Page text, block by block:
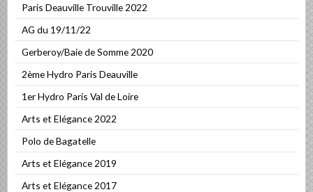
Paris Deauville Trouville 2022
AG du 19/11/22
Gerberoy/Baie de Somme 2020
2ème Hydro Paris Deauville
1er Hydro Paris Val de Loire
Arts et Elégance 2022
Polo de Bagatelle
Arts et Elégance 2019
Arts et Elégance 2017